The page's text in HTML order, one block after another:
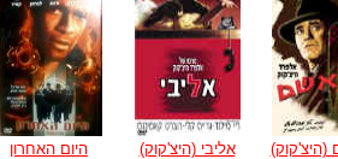
(היצ'קוק) אליבי (היצ'קוק) היום האחרון